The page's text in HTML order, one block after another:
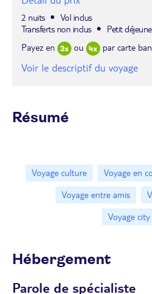
2 nuits
Vol inclus
Transferts non inclus
Petit
Payez en
ou par carte
Voir le descriptif du voyage
Résumé
Voyage culture Voyage en
Voyage entre amis
Voyage
Hébergement
Parole de spécialiste